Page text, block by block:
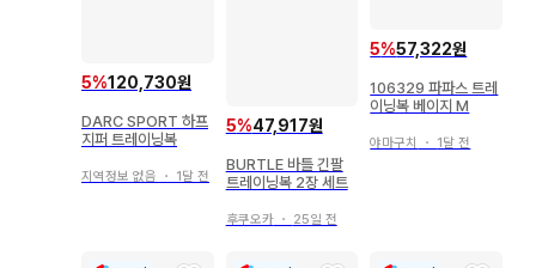
5%120,730원
DARC SPORT 하프
지퍼 트레이닝복
지역정보 없음 ・ 1달 전
5%47,917원
BURTLE 바틀 긴팔
트레이닝복 2장 세트
후쿠오카・ 25일 전
5%57,322원
106329 파파스 트레
이닝복 베이지 M
야마구치 ・ 1달 전